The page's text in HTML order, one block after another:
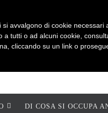
DI COSA SI OCCUPA
avvalgono di cookie
a tutti o ad alcuni cookie,
cliccando su un link o